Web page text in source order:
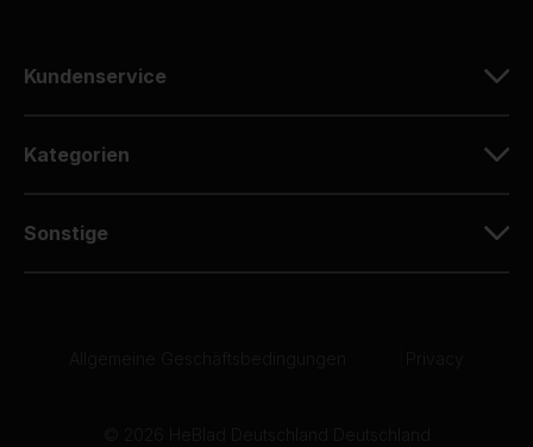
Kundenservice
Kategorien
Sonstige